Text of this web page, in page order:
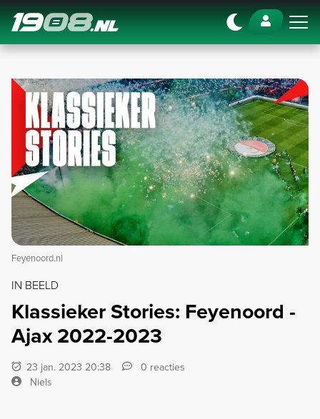
Navigation
Feyenoord.nl
IN BEELD
Klassieker Stories: Feyenoord -
Ajax 2022-2023
23 jan. 2023 20:38
0 reacties
Niels